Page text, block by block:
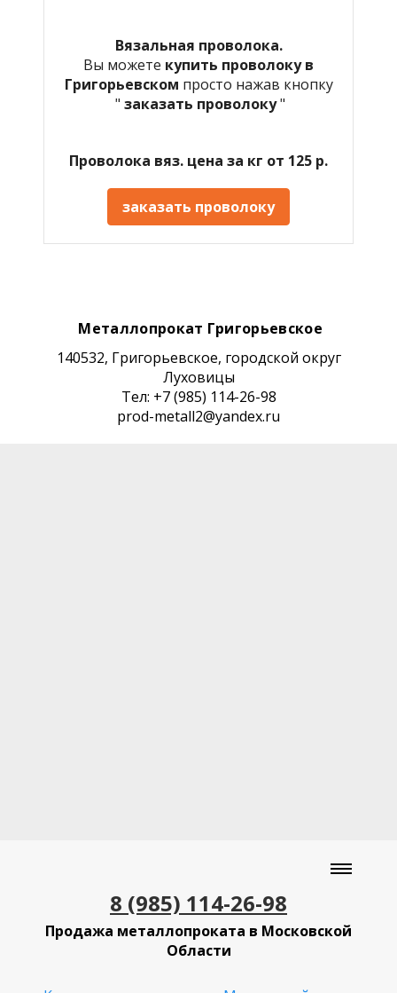
Вязальная проволока.
Вы можете купить проволоку в
Григорьевском просто нажав кнопку
" заказать проволоку"
Проволока вяз. цена за кг от 125 р.
заказать проволоку
Металлопрокат Григорьевское
140532, Григорьевское, городской округ
Луховицы
Тел: +7 (985) 114-26-98
prod-metall2@yandex.ru
8 (985) 114-26-98
Продажа металлопроката в Московской
Области